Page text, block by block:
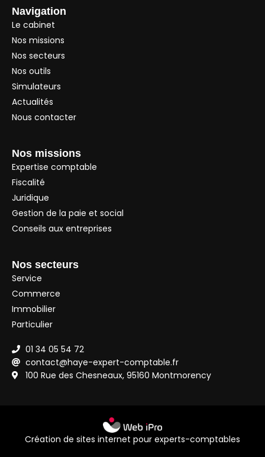
Navigation
Le cabinet
Nos missions
Nos secteurs
Nos outils
Simulateurs
Actualités
Nous contacter
Nos missions
Expertise comptable
Fiscalité
Juridique
Gestion de la paie et social
Conseils aux entreprises
Nos secteurs
Service
Commerce
Immobilier
Particulier
01 34 05 54 72
contact@haye-expert-comptable.fr
100 Rue des Chesneaux, 95160 Montmorency
Création de sites internet pour experts-comptables